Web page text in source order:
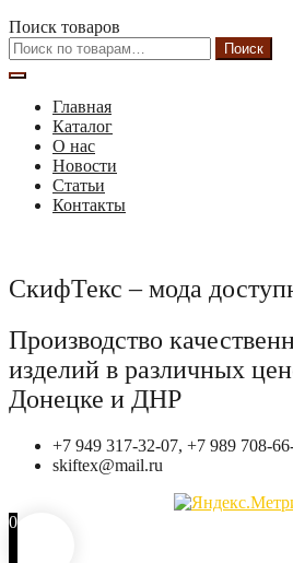
Поиск товаров
Искать:
Поиск
Главная
Каталог
О нас
Новости
Статьи
Контакты
СкифТекс – мода
Производство
изделий в различных
Донецке и ДНР
+7 949 317-32-07, +7 989 708-
skiftex@mail.ru
0